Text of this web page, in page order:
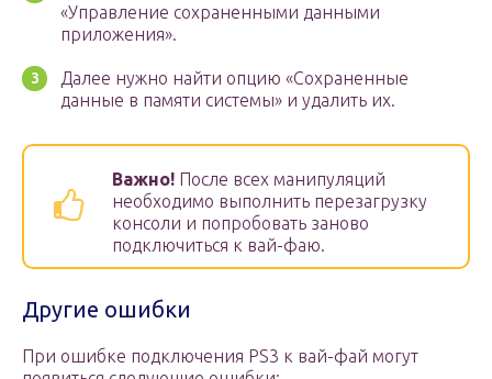
«Управление сохраненными данными
приложения».
Далее нужно найти опцию «Сохраненные
данные в памяти системы» и удалить их.
Важно! После всех манипуляций
необходимо выполнить перезагрузку
консоли и попробовать заново
подключиться к вай-фаю.
Другие ошибки
При ошибке подключения PS3 к вай-фай могут